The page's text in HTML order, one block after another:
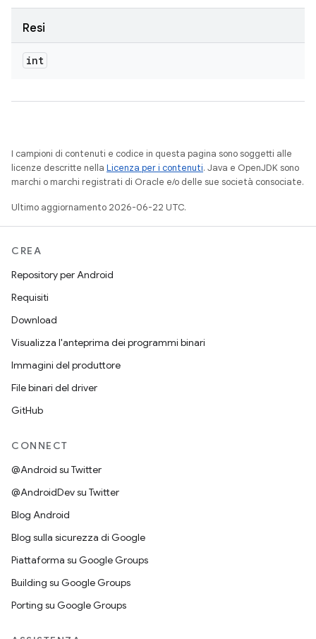
Resi
int
I campioni di contenuti e codice in questa pagina sono soggetti alle
licenze descritte nella Licenza per i contenuti. Java e OpenJDK sono
marchi o marchi registrati di Oracle e/o delle sue società consociate.
Ultimo aggiornamento 2026-06-22 UTC.
CREA
Repository per Android
Requisiti
Download
Visualizza l'anteprima dei programmi binari
Immagini del produttore
File binari del driver
GitHub
CONNECT
@Android su Twitter
@AndroidDev su Twitter
Blog Android
Blog sulla sicurezza di Google
Piattaforma su Google Groups
Building su Google Groups
Porting su Google Groups